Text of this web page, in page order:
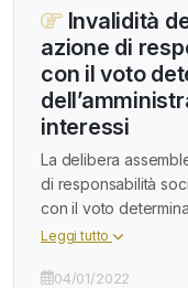
Invalidità
azione di
con il voto
interessi
La delibera
di responsabilità
con il voto
Leggi tutto
04/01/2022